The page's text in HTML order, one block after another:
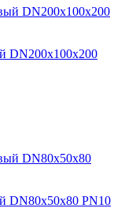
DN200х100х200
DN80х50х80 PN10